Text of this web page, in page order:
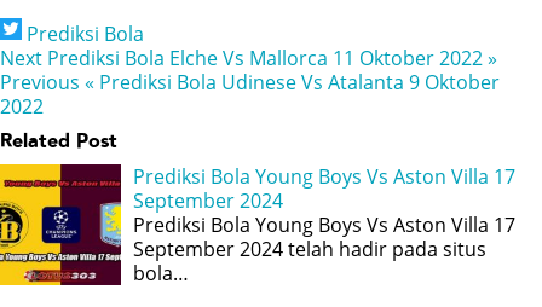
Prediksi Bola
Next Prediksi Bola Elche Vs Mallorca 11 Oktober 2022 »
Previous « Prediksi Bola Udinese Vs Atalanta 9 Oktober
2022
Related Post
Prediksi Bola Young Boys Vs Aston Villa 17
September 2024
Prediksi Bola Young Boys Vs Aston Villa 17
September 2024 telah hadir pada situs
bola…